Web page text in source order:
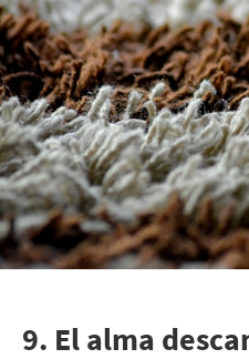
9. El alma